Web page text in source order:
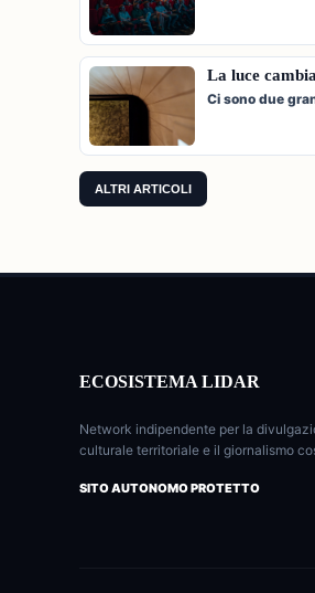
La luce
Ci sono due
ALTRI ARTICOLI
ECOSISTEMA LIDAR
Network indipendente per la
culturale territoriale e il giornalismo
SITO AUTONOMO PROTETTO